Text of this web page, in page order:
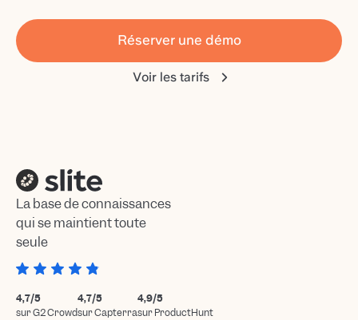
Réserver une démo
Voir les tarifs
La base de connaissances
qui se maintient toute
seule
4,7/5
sur G2 Crowd
4,7/5
sur Capterra
4,9/5
sur ProductHunt